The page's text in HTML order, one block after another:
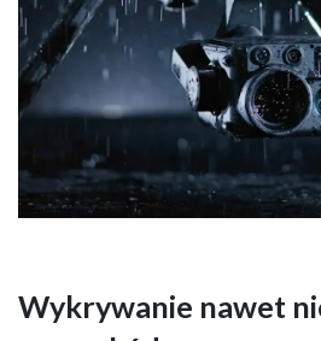
Wykrywanie nawet